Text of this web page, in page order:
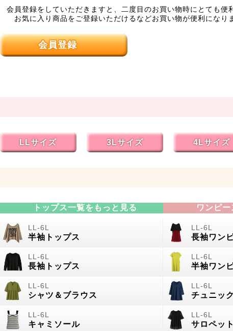
会員登録をしていただきますと、二度目のお買い物時にとても便
お気に入り商品をご登録いただけるなどお買い物が便利になり
会員登録
LLサイズ 3Lサイズ 4Lサイズ
トップス一覧をもっと見る
半袖トップス
長袖トップス
シャツ＆ブラウス
キャミソール
ワンピ
長袖ワン
半袖ワン
チュニッ
サロペッ